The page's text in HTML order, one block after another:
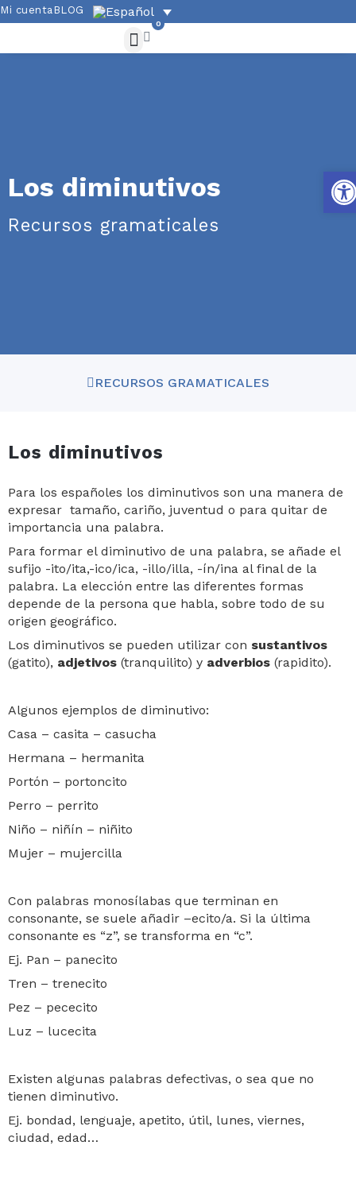
Mi cuenta BLOG
0
Los diminutivos
Recursos gramaticales
RECURSOS GRAMATICALES
Los diminutivos
Para los españoles los diminutivos son una manera de
expresar tamaño, cariño, juventud o para quitar de
importancia una palabra.
Para formar el diminutivo de una palabra, se añade el
sufijo -ito/ita,-ico/ica, -illo/illa, -ín/ina al final de la
palabra. La elección entre las diferentes formas
depende de la persona que habla, sobre todo de su
origen geográfico.
Los diminutivos se pueden utilizar con sustantivos
(gatito), adjetivos (tranquilito) y adverbios (rapidito).
Algunos ejemplos de diminutivo:
Casa – casita – casucha
Hermana – hermanita
Portón – portoncito
Perro – perrito
Niño – niñín – niñito
Mujer – mujercilla
Con palabras monosílabas que terminan en
consonante, se suele añadir –ecito/a. Si la última
consonante es “z”, se transforma en “c”.
Ej. Pan – panecito
Tren – trenecito
Pez – pececito
Luz – lucecita
Existen algunas palabras defectivas, o sea que no
tienen diminutivo.
Ej. bondad, lenguaje, apetito, útil, lunes, viernes,
ciudad, edad…